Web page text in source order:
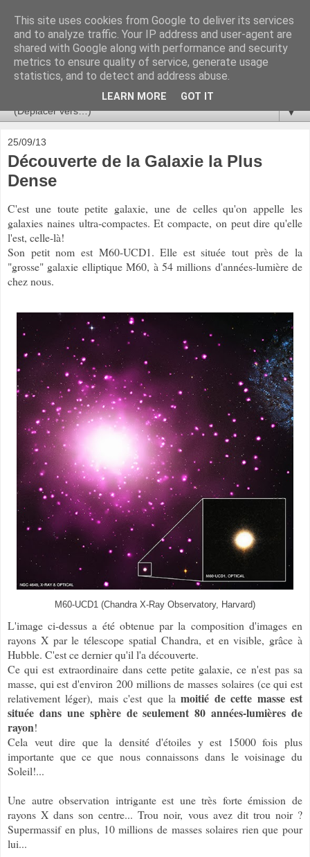
Ça se passe là haut
Astronomie, Astrophysique, Astroparticules, Cosmologie.
L'infini se contemple, indéfiniment. ISSN 2272-5768
▼
25/09/13
Découverte de la Galaxie la Plus
Dense
C'est une toute petite galaxie, une de celles qu'on appelle les
galaxies naines ultra-compactes. Et compacte, on peut dire qu'elle
l'est, celle-là!
Son petit nom est M60-UCD1. Elle est située tout près de la
"grosse" galaxie elliptique M60, à 54 millions d'années-lumière de
chez nous.
M60-UCD1 (Chandra X-Ray Observatory, Harvard)
L'image ci-dessus a été obtenue par la composition d'images en
rayons X par le télescope spatial Chandra, et en visible, grâce à
Hubble. C'est ce dernier qu'il l'a découverte.
Ce qui est extraordinaire dans cette petite galaxie, ce n'est pas sa
masse, qui est d'environ 200 millions de masses solaires (ce qui est
relativement léger), mais c'est que lamoitié de cette masse est
située dans une sphère de seulement 80 années-lumières de
rayon!
Cela veut dire que la densité d'étoiles y est 15000 fois plus
importante que ce que nous connaissons dans le voisinage du
Soleil!...
Une autre observation intrigante est une très forte émission de
rayons X dans son centre... Trou noir, vous avez dit trou noir ?
Supermassif en plus, 10 millions de masses solaires rien que pour
lui...
This site uses cookies from Google to deliver its services
and to analyze traffic. Your IP address and user-agent are
shared with Google along with performance and security
metrics to ensure quality of service, generate usage
statistics, and to detect and address abuse.
LEARN MORE GOT IT